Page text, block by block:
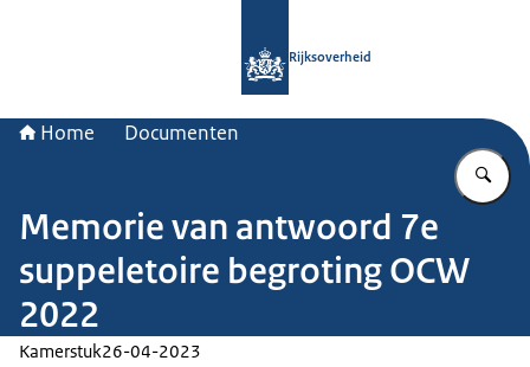
Rijksoverheid
Home Documenten
Memorie van antwoord 7e
suppeletoire begroting OCW
2022
Kamerstuk26-04-2023